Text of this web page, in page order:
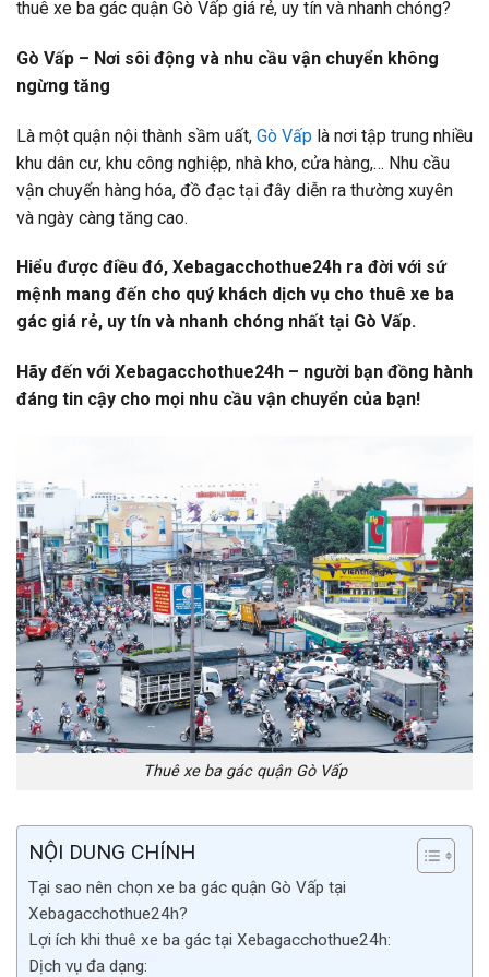
thuê xe ba gác quận Gò Vấp giá rẻ, uy tín và nhanh chóng?
Gò Vấp – Nơi sôi động và nhu cầu vận chuyển không
ngừng tăng
Là một quận nội thành sầm uất, Gò Vấp là nơi tập trung nhiều
khu dân cư, khu công nghiệp, nhà kho, cửa hàng,… Nhu cầu
vận chuyển hàng hóa, đồ đạc tại đây diễn ra thường xuyên
và ngày càng tăng cao.
Hiểu được điều đó, Xebagacchothue24h ra đời với sứ
mệnh mang đến cho quý khách dịch vụ cho thuê xe ba
gác giá rẻ, uy tín và nhanh chóng nhất tại Gò Vấp.
Hãy đến với Xebagacchothue24h – người bạn đồng hành
đáng tin cậy cho mọi nhu cầu vận chuyển của bạn!
Thuê xe ba gác quận Gò Vấp
NỘI DUNG CHÍNH
Tại sao nên chọn xe ba gác quận Gò Vấp tại
Xebagacchothue24h?
Lợi ích khi thuê xe ba gác tại Xebagacchothue24h:
Dịch vụ đa dạng: